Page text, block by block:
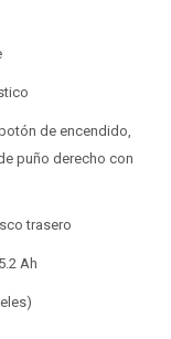
de encendido,
puño derecho con
trasero
Ah